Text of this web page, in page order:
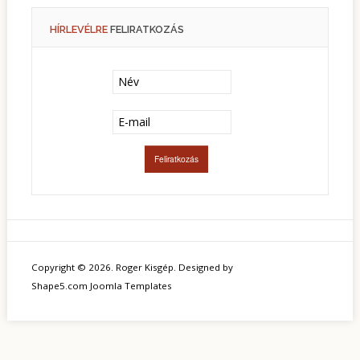
HÍRLEVÉLRE FELIRATKOZÁS
Copyright © 2026. Roger Kisgép. Designed by
Shape5.com Joomla Templates